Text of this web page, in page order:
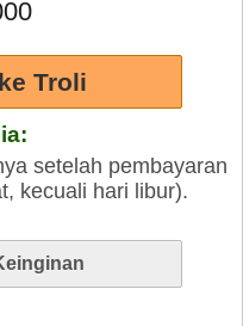
setelah pembayaran
kecuali hari libur).